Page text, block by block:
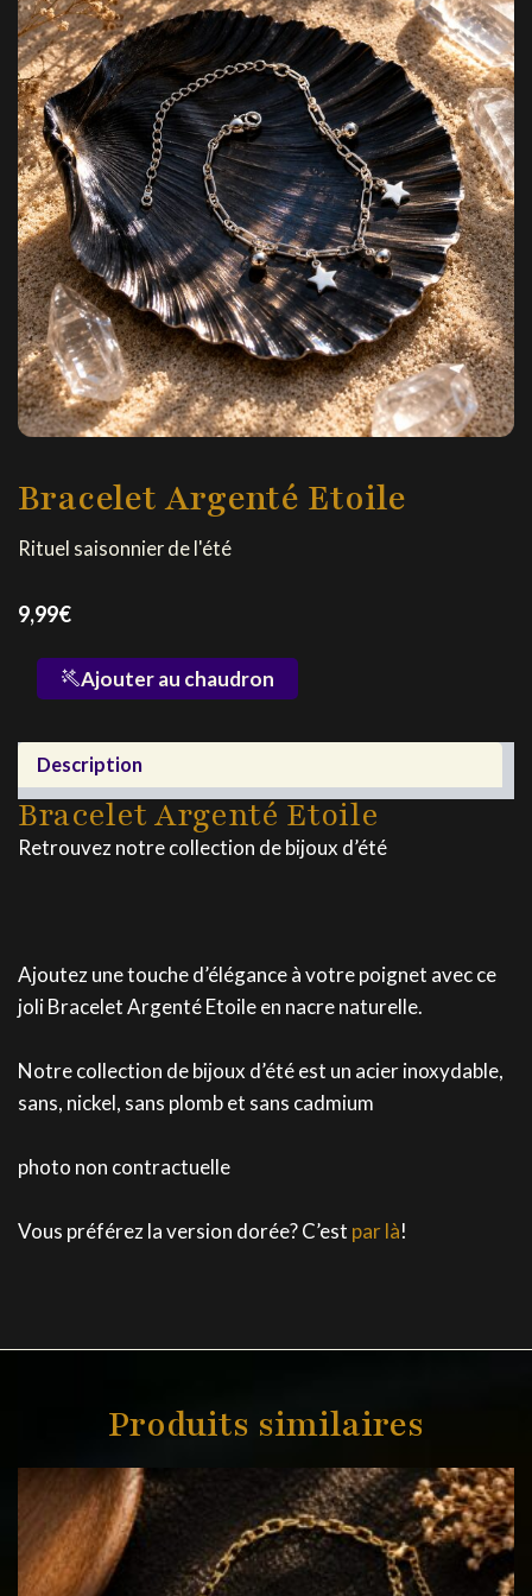
Bracelet Argenté Etoile
Rituel saisonnier de l'été
9,99€
quantité
Argenté
Etoile
Ajouter au chaudron
Description
Bracelet Argenté Etoile
Retrouvez notre collection de bijoux d’été
Ajoutez une touche d’élégance à votre poignet avec ce
joli Bracelet Argenté Etoile en nacre naturelle.
Notre collection de bijoux d’été est un acier inoxydable,
sans, nickel, sans plomb et sans cadmium
photo non contractuelle
Vous préférez la version dorée? C’est par là!
Produits similaires